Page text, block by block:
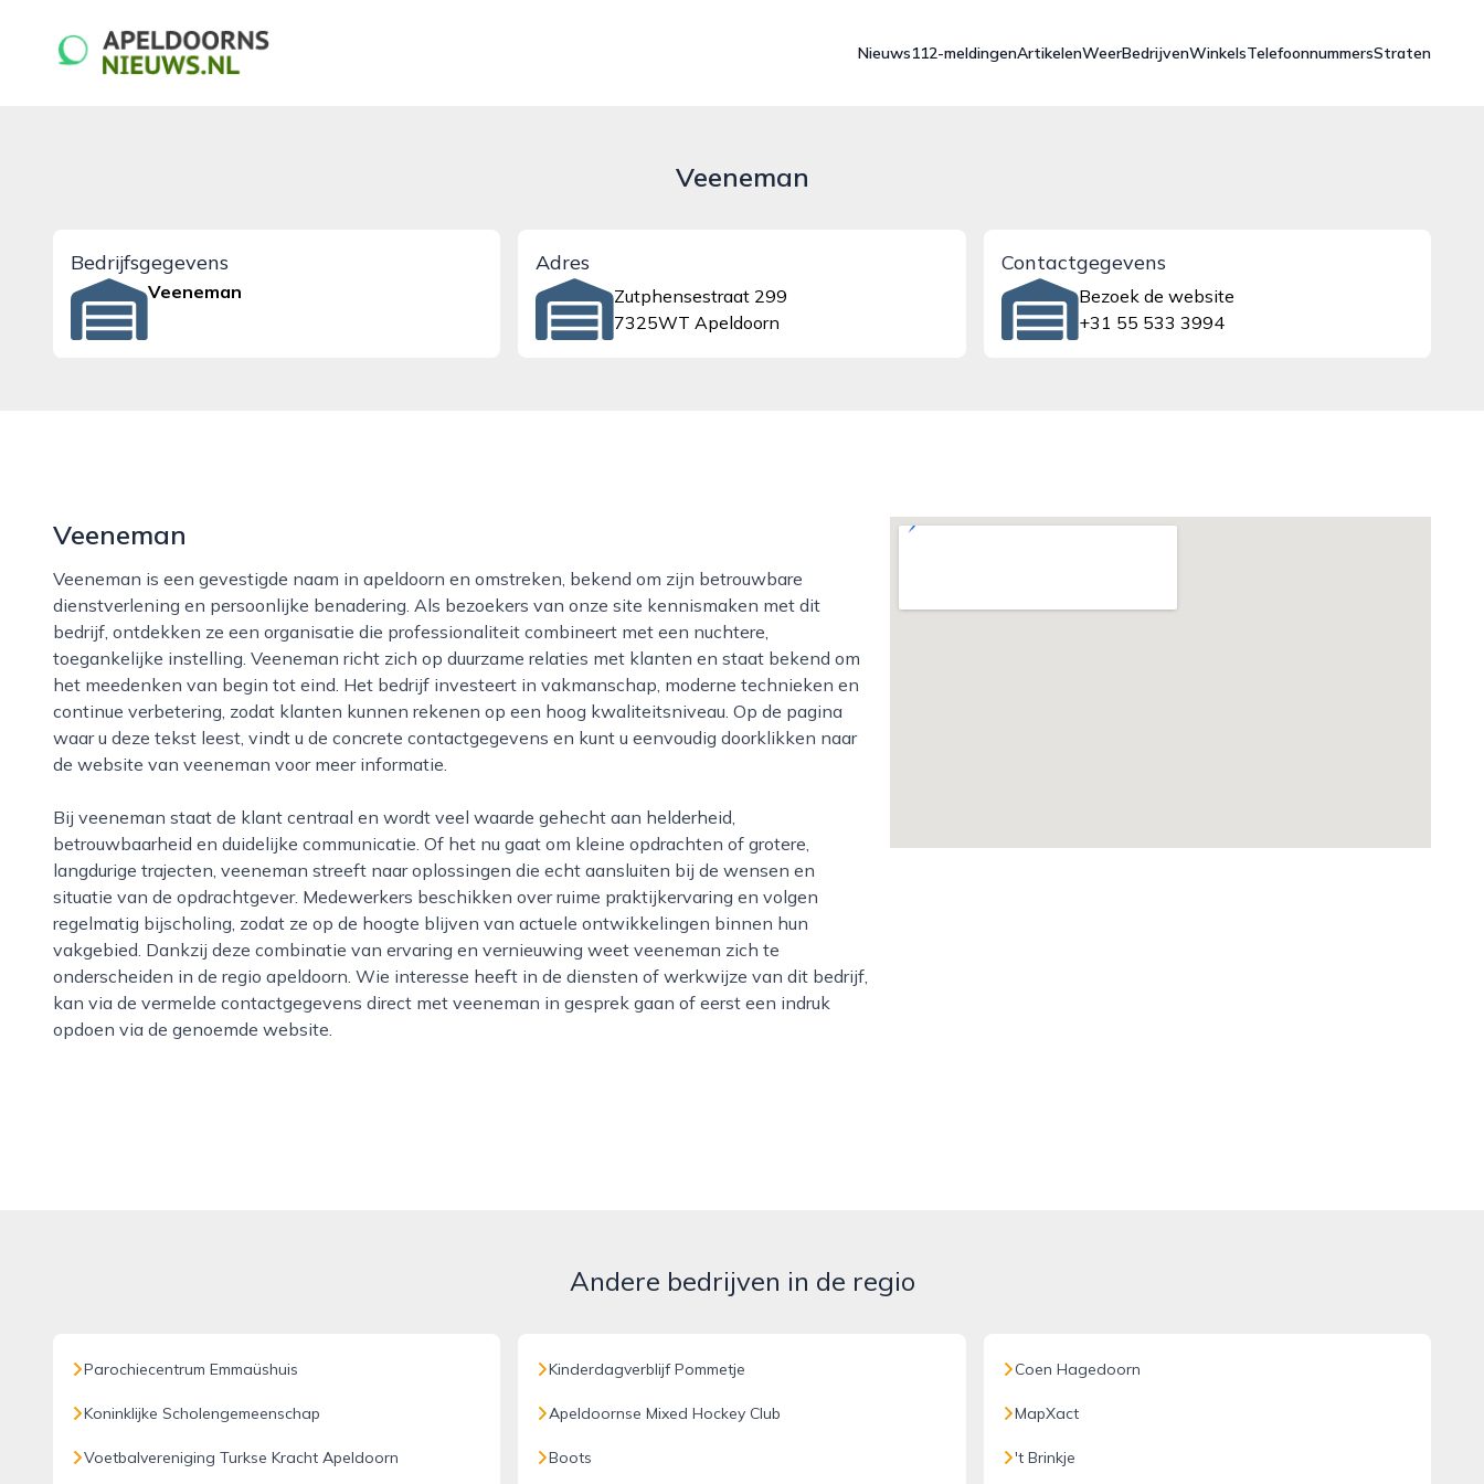
apeldoornsnieuws.nl
Nieuws112-meldingenArtikelenWeerBedrijvenWinkelsTelefoonnummersStraten
Veeneman
Bedrijfsgegevens
Veeneman
Adres
Zutphensestraat 299
7325WT Apeldoorn
Contactgegevens
Bezoek de website
+31 55 533 3994
Veeneman
Veeneman is een gevestigde naam in apeldoorn en omstreken, bekend om zijn betrouwbare
dienstverlening en persoonlijke benadering. Als bezoekers van onze site kennismaken met dit
bedrijf, ontdekken ze een organisatie die professionaliteit combineert met een nuchtere,
toegankelijke instelling. Veeneman richt zich op duurzame relaties met klanten en staat bekend om
het meedenken van begin tot eind. Het bedrijf investeert in vakmanschap, moderne technieken en
continue verbetering, zodat klanten kunnen rekenen op een hoog kwaliteitsniveau. Op de pagina
waar u deze tekst leest, vindt u de concrete contactgegevens en kunt u eenvoudig doorklikken naar
de website van veeneman voor meer informatie.
Bij veeneman staat de klant centraal en wordt veel waarde gehecht aan helderheid,
betrouwbaarheid en duidelijke communicatie. Of het nu gaat om kleine opdrachten of grotere,
langdurige trajecten, veeneman streeft naar oplossingen die echt aansluiten bij de wensen en
situatie van de opdrachtgever. Medewerkers beschikken over ruime praktijkervaring en volgen
regelmatig bijscholing, zodat ze op de hoogte blijven van actuele ontwikkelingen binnen hun
vakgebied. Dankzij deze combinatie van ervaring en vernieuwing weet veeneman zich te
onderscheiden in de regio apeldoorn. Wie interesse heeft in de diensten of werkwijze van dit bedrijf,
kan via de vermelde contactgegevens direct met veeneman in gesprek gaan of eerst een indruk
opdoen via de genoemde website.
Andere bedrijven in de regio
Parochiecentrum Emmaüshuis
Koninklijke Scholengemeenschap
Voetbalvereniging Turkse Kracht Apeldoorn
Kinderdagverblijf Pommetje
Apeldoornse Mixed Hockey Club
Boots
Coen Hagedoorn
MapXact
't Brinkje